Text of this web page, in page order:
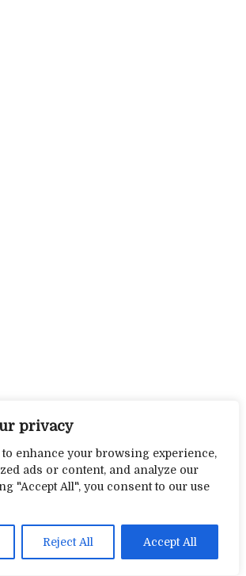
privacy
to enhance your browsing experience,
ads or content, and analyze our
"Accept All", you consent to our use
Reject All Accept All